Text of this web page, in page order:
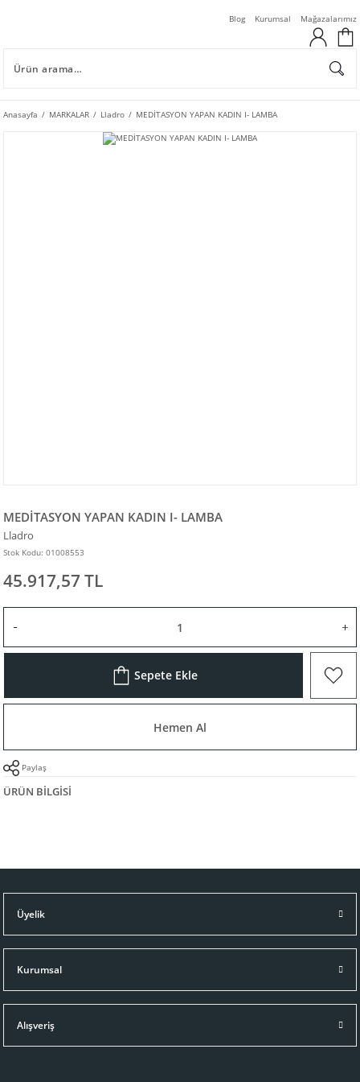
Blog Kurumsal Mağazalarımız
Anasayfa MARKALAR Lladro MEDİTASYON YAPAN KADIN I- LAMBA
MEDİTASYON YAPAN KADIN I- LAMBA
Lladro
Stok Kodu: 01008553
45.917,57 TL
Sepete Ekle
Hemen Al
Paylaş
ÜRÜN BILGISI
Üyelik
Kurumsal
Alışveriş